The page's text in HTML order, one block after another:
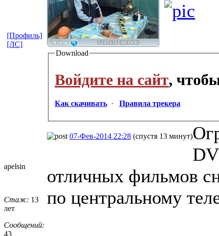
Download
Войдите на сайт,
Как скачивать · Правила трекера
[Профиль]
[ЛС]
apelsin
Стаж: 13
лет
Сообщений:
43
07-Фев-2014 22:28 (спустя 13 минут)
отличных фильмов
по центральному